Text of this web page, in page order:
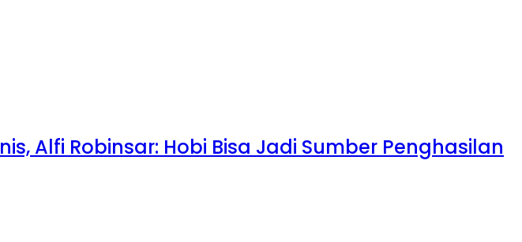
Alfi Robinsar: Hobi Bisa Jadi Sumber Penghasilan